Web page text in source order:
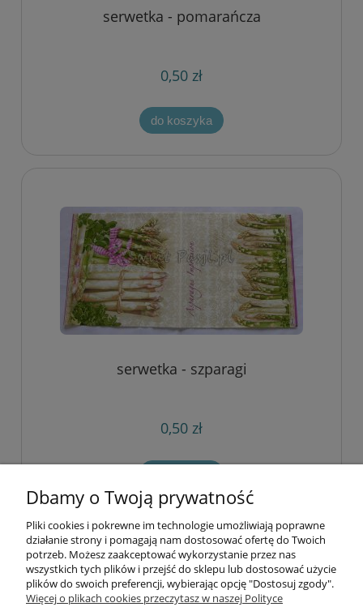
serwetka - pomarańcza
0,50 zł
do koszyka
serwetka - szparagi
0,50 zł
Informacje
Opłaty i koszty dostawy
Dbamy o Twoją prywatność
Pliki cookies i pokrewne im technologie umożliwiają poprawne
działanie strony i pomagają nam dostosować ofertę do Twoich
potrzeb. Możesz zaakceptować wykorzystanie przez nas
wszystkich tych plików i przejść do sklepu lub dostosować użycie
plików do swoich preferencji, wybierając opcję "Dostosuj zgody".
Więcej o plikach cookies przeczytasz w naszej Polityce